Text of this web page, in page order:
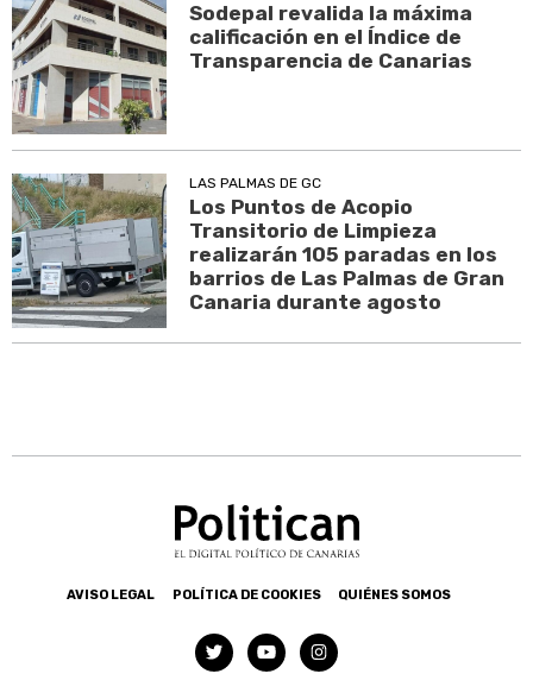
Sodepal revalida la máxima
calificación en el Índice de
Transparencia de Canarias
LAS PALMAS DE GC
Los Puntos de Acopio
Transitorio de Limpieza
realizarán 105 paradas en los
barrios de Las Palmas de Gran
Canaria durante agosto
AVISO LEGAL POLÍTICA DE COOKIES QUIÉNES SOMOS